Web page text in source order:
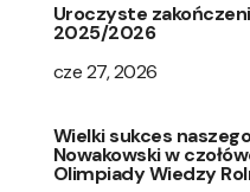
Uroczyste
2025/2026
cze 27, 2026
Wielki sukces
Nowakowski w
Olimpiady Wiedzy